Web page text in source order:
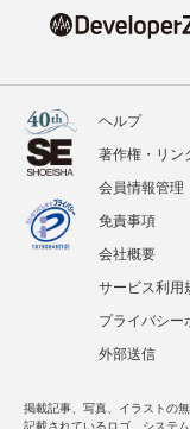
ヘルプ
著作権・リン
会員情報管理
免責事項
会社概要
サービス利用
プライバシー
外部送信
掲載記事、写真、イラストの無
記載されているロゴ、システ